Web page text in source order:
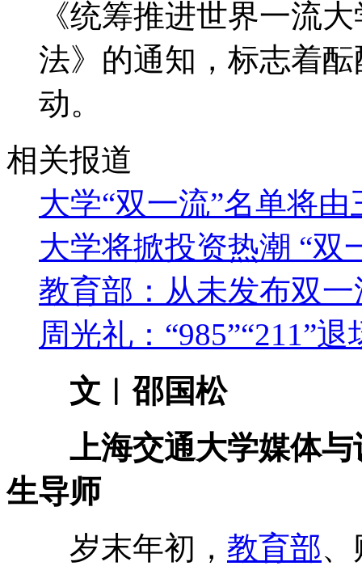
《统筹推进世界一流
法》的通知，标志着
动。
相关报道
大学“双一流”名单将
大学将掀投资热潮 “双
教育部：从未发布双
周光礼：“985”“211”
文︱邵国松
上海交通大学媒体与
生导师
岁末年初， 教育部